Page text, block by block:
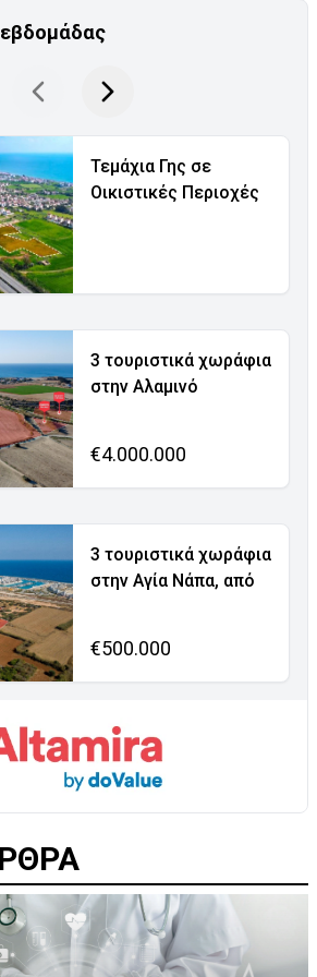
εβδομάδας
Τεμάχια Γης σε
Οικιστικές Περιοχές
3 τουριστικά χωράφια
στην Αλαμινό
€4.000.000
3 τουριστικά χωράφια
στην Αγία Νάπα, από
€500.000